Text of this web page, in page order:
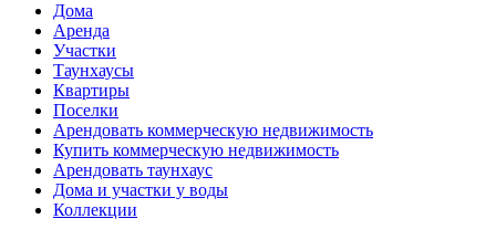
Дома
Аренда
Участки
Таунхаусы
Квартиры
Поселки
Арендовать коммерческую недвижимость
Купить коммерческую недвижимость
Арендовать таунхаус
Дома и участки у воды
Коллекции